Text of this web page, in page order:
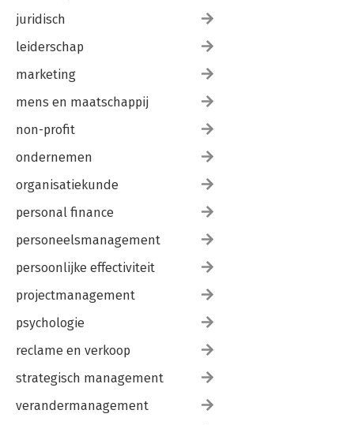
juridisch
leiderschap
marketing
mens en maatschappij
non-profit
ondernemen
organisatiekunde
personal finance
personeelsmanagement
persoonlijke effectiviteit
projectmanagement
psychologie
reclame en verkoop
strategisch management
verandermanagement